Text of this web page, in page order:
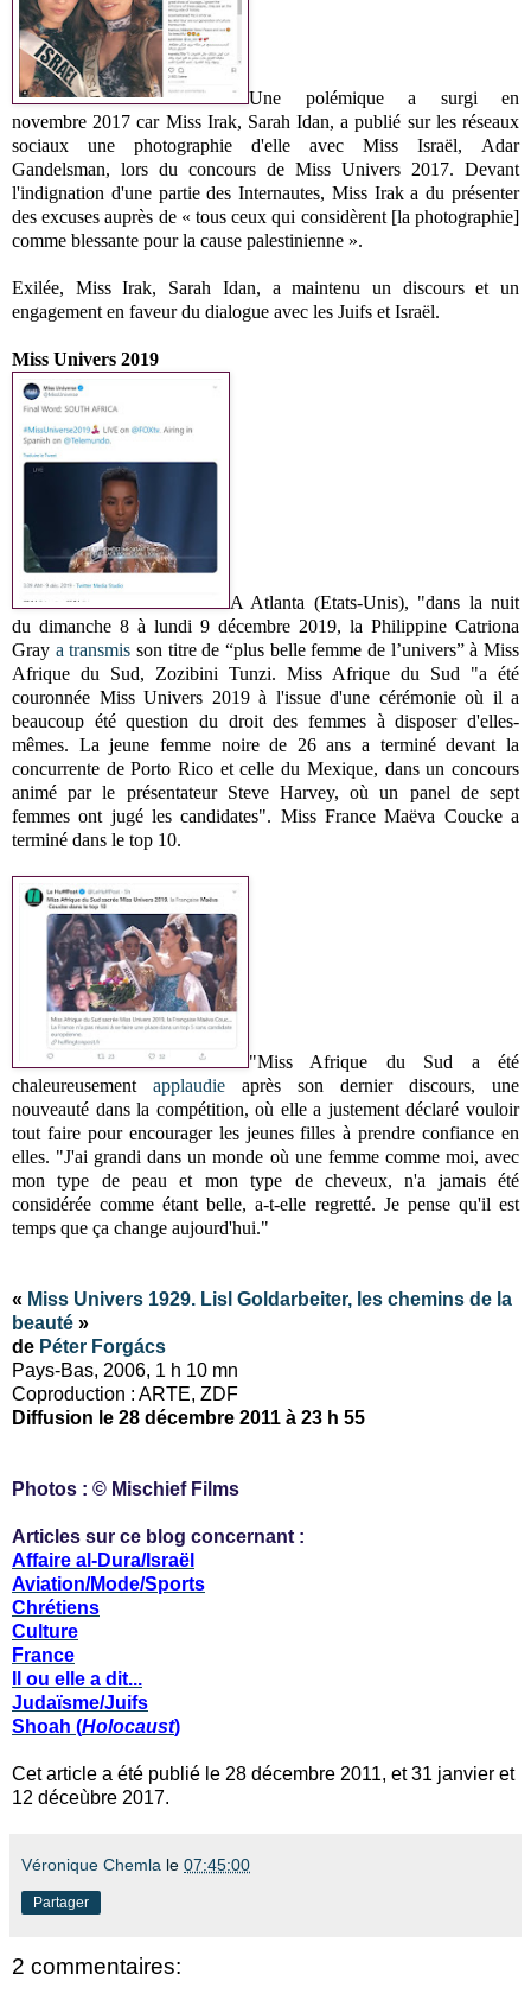
Une polémique a surgi en
novembre 2017 car Miss Irak, Sarah Idan, a publié sur les réseaux
sociaux une photographie d'elle avec Miss Israël, Adar
Gandelsman, lors du concours de Miss Univers 2017. Devant
l'indignation d'une partie des Internautes, Miss Irak a du présenter
des excuses auprès de « tous ceux qui considèrent [la photographie]
comme blessante pour la cause palestinienne ».
Exilée, Miss Irak, Sarah Idan, a maintenu un discours et un
engagement en faveur du dialogue avec les Juifs et Israël.
Miss Univers 2019
A Atlanta (Etats-Unis), "dans la nuit
du dimanche 8 à lundi 9 décembre 2019, la Philippine Catriona
Gray a transmis son titre de “plus belle femme de l’univers” à Miss
Afrique du Sud, Zozibini Tunzi. Miss Afrique du Sud "a été
couronnée Miss Univers 2019 à l'issue d'une cérémonie où il a
beaucoup été question du droit des femmes à disposer d'elles-
mêmes. La jeune femme noire de 26 ans a terminé devant la
concurrente de Porto Rico et celle du Mexique, dans un concours
animé par le présentateur Steve Harvey, où un panel de sept
femmes ont jugé les candidates". Miss France Maëva Coucke a
terminé dans le top 10.
"Miss Afrique du Sud a été
chaleureusement applaudie après son dernier discours, une
nouveauté dans la compétition, où elle a justement déclaré vouloir
tout faire pour encourager les jeunes filles à prendre confiance en
elles. "J'ai grandi dans un monde où une femme comme moi, avec
mon type de peau et mon type de cheveux, n'a jamais été
considérée comme étant belle, a-t-elle regretté. Je pense qu'il est
temps que ça change aujourd'hui."
« Miss Univers 1929. Lisl Goldarbeiter, les chemins de la
beauté »
de Péter Forgács
Pays-Bas, 2006, 1 h 10 mn
Coproduction : ARTE, ZDF
Diffusion le 28 décembre 2011 à 23 h 55
Photos : © Mischief Films
Articles sur ce blog concernant :
Affaire al-Dura/Israël
Aviation/Mode/Sports
Chrétiens
Culture
France
Il ou elle a dit...
Judaïsme/Juifs
Shoah (Holocaust)
Cet article a été publié le 28 décembre 2011, et 31 janvier et
12 déceùbre 2017.
Véronique Chemla le 07:45:00
Partager
2 commentaires: